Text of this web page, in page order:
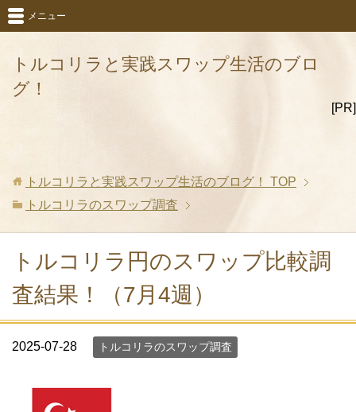
トルコリラと実践スワップ生活のブロ
グ！
[PR]
メニュー
トルコリラと実践スワップ生活のブログ！
TOP
トルコリラのスワップ調査
トルコリラ円のスワップ比較調
査結果！（7月4週）
2025-07-28 トルコリラのスワップ調査